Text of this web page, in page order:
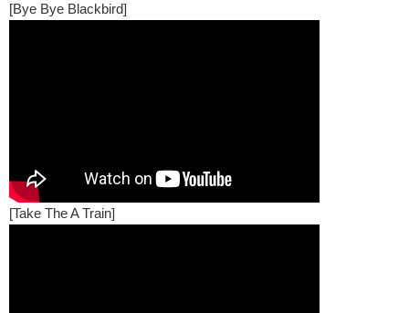
[Bye Bye Blackbird]
[Take The A Train]